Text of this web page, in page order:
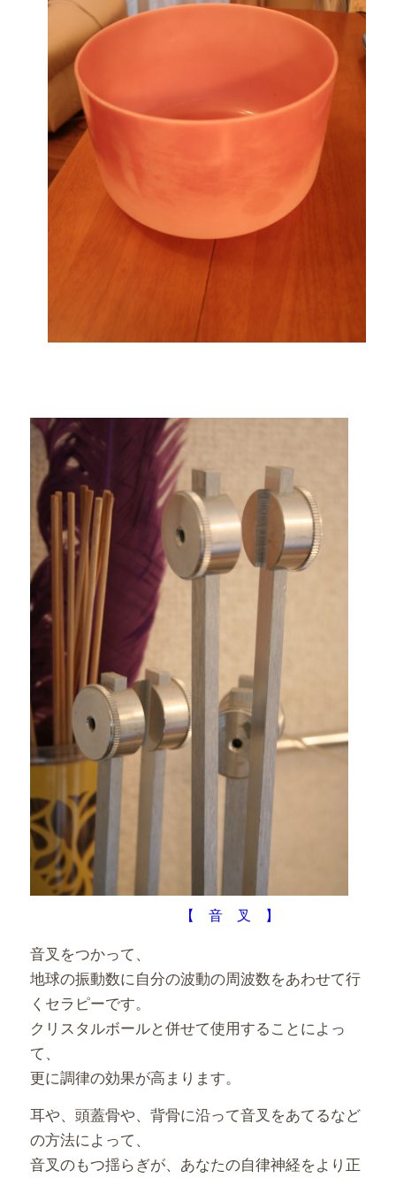
【 音 叉 】
音叉をつかって、
地球の振動数に自分の波動の周波数をあわせて行
くセラピーです。
クリスタルボールと併せて使用することによっ
て、
更に調律の効果が高まります。
耳や、頭蓋骨や、背骨に沿って音叉をあてるなど
の方法によって、
音叉のもつ揺らぎが、あなたの自律神経をより正